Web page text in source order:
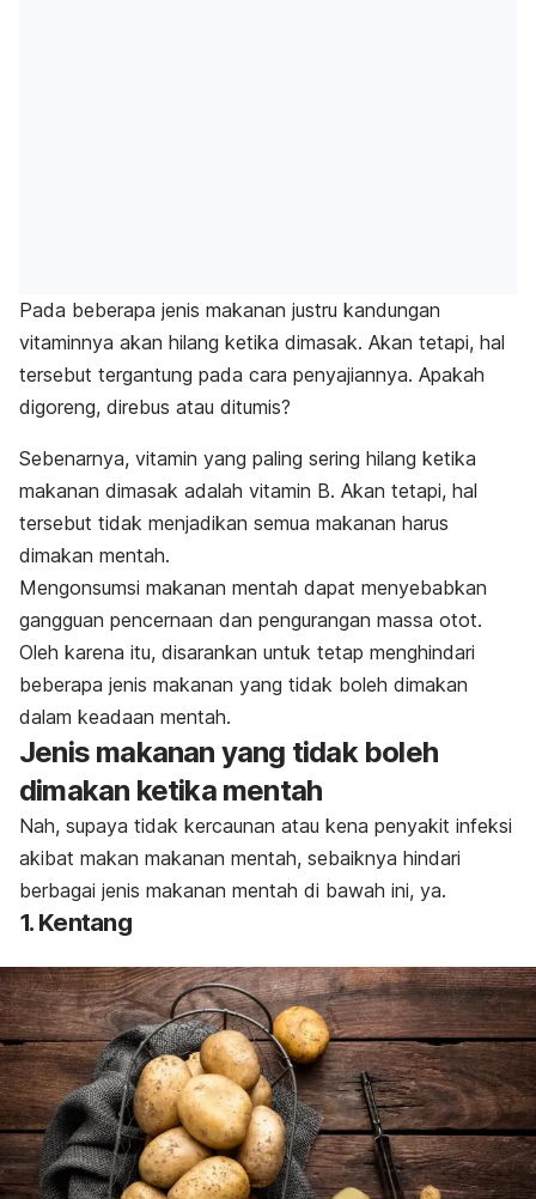
Pada beberapa jenis makanan justru kandungan
vitaminnya akan hilang ketika dimasak. Akan tetapi, hal
tersebut tergantung pada cara penyajiannya. Apakah
digoreng, direbus atau ditumis?
Sebenarnya, vitamin yang paling sering hilang ketika
makanan dimasak adalah vitamin B. Akan tetapi, hal
tersebut tidak menjadikan semua makanan harus
dimakan mentah.
Mengonsumsi makanan mentah dapat menyebabkan
gangguan pencernaan dan pengurangan massa otot.
Oleh karena itu, disarankan untuk tetap menghindari
beberapa jenis makanan yang tidak boleh dimakan
dalam keadaan mentah.
Jenis makanan yang tidak boleh
dimakan ketika mentah
Nah, supaya tidak kercaunan atau kena penyakit infeksi
akibat makan makanan mentah, sebaiknya hindari
berbagai jenis makanan mentah di bawah ini, ya.
1. Kentang